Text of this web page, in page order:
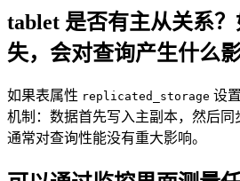
tablet 是否有主从关系
失，会对查询产生什么影
如果表属性 replicated_storage 设
机制：数据首先写入主副本，然后
通常对查询性能没有重大影响。